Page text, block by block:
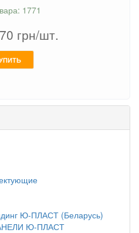
1771
грн/шт.
Ю-ПЛАСТ (Беларусь)
Ю-ПЛАСТ